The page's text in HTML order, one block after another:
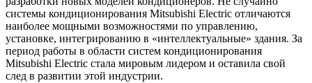
системы кондиционирования Mitsubishi Electric отличаются
наиболее мощными возможностями по управлению,
установке, интегрированию в «интеллектуальные» здания. За
период работы в области систем кондиционирования
Mitsubishi Electric стала мировым лидером и оставила свой
след в развитии этой индустрии.